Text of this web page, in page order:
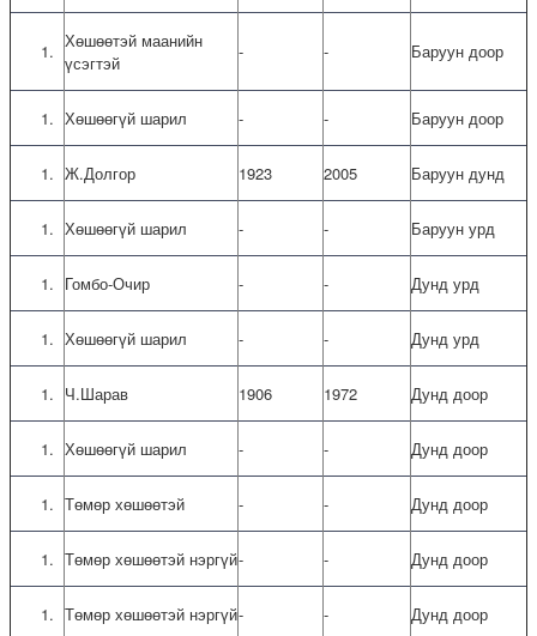
Хөшөөтэй маанийн
үсэгтэй
- - Баруун доор
Хөшөөгүй шарил - - Баруун доор
Ж.Долгор 1923 2005 Баруун дунд
Хөшөөгүй шарил - - Баруун урд
Гомбо-Очир - - Дунд урд
Хөшөөгүй шарил - - Дунд урд
Ч.Шарав 1906 1972 Дунд доор
Хөшөөгүй шарил - - Дунд доор
Төмөр хөшөөтэй - - Дунд доор
Төмөр хөшөөтэй нэргүй- - Дунд доор
Төмөр хөшөөтэй нэргүй- - Дунд доор